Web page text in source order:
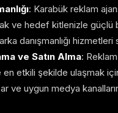
: Karabük reklam
ve hedef kitlenizle güçlü
danışmanlığı hizmetleri
ve Satın Alma:
etkili şekilde ulaşmak
ve uygun medya